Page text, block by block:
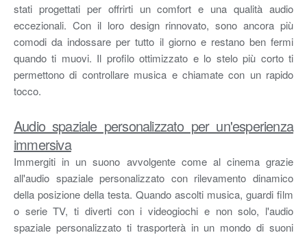
stati progettati per offrirti un comfort e una qualità audio
eccezionali. Con il loro design rinnovato, sono ancora più
comodi da indossare per tutto il giorno e restano ben fermi
quando ti muovi. Il profilo ottimizzato e lo stelo più corto ti
permettono di controllare musica e chiamate con un rapido
tocco.
Audio spaziale personalizzato per un'esperienza
immersiva
Immergiti in un suono avvolgente come al cinema grazie
all'audio spaziale personalizzato con rilevamento dinamico
della posizione della testa. Quando ascolti musica, guardi film
o serie TV, ti diverti con i videogiochi e non solo, l'audio
spaziale personalizzato ti trasporterà in un mondo di suoni